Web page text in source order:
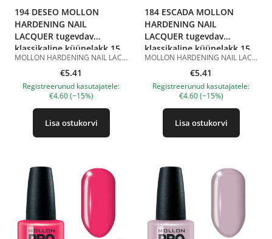
194 DESEO MOLLON
HARDENING NAIL
LACQUER tugevdav
klassikaline küünelakk 15
ml
MOLLON HARDENING NAIL LACQUER 194 DESEO 15 ml on tugevdav klassikaline küünelakk pehmes violetse-roosa toonis. Toon 194 Deseo on õrn lilla-roosa värv läikiva viimistlusega. See näeb välja naiselik, värske ja elegantne, rõhutab kaunilt küünte kuju ning sobib igapäevaseks maniküüriks, kevad-suviseks välimuseks, romantiliseks küünedisainiks ja korrektseks klassikaliseks maniküüriks. Hardening Nail Lacquer koostis sisaldab tugevdavat komponenti ja sobib klassikaliseks maniküüriks. Lakk kantakse peale ühtlaselt, kuivab õhu käes ja ei vaja UV/LED-lampi. Parema püsivuse saavutamiseks on soovitatav kasutada seda koos klassikalise küünelaki aluslaki ja pealislakiga. Eelised: tugevdav klassikaline küünelakk; õrn lilla-roosa toon; läikiv viimistlus; aitab tugevdada naturaalseid küüsi; kantakse peale ühtlaselt; kuivab õhu käes; ei vaja UV/LED-lampi; sobib koduseks ja professionaalseks maniküüriks. Kasutamine: Kandke aluslakk puhtale ja kuivale küüneplaadile. Seejärel kandke peale 1–2 kihti MOLLON HARDENING NAIL LACQUER 194 DESEO, lastes igal kihil õhu käes kuivada. Parema püsivuse saavutamiseks viimistlege maniküür klassikalise küünelaki pealislakiga. Maht: 15 ml. Tootepildid on illustratiivsed. Küsimuste korral ootame alati Sinu meili nanatallinn@gmail.com
€5.41
Registreerunud kasutajatele:
€4.60 (−15%)
Lisa ostukorvi
184 ESCADA MOLLON
HARDENING NAIL
LACQUER tugevdav
klassikaline küünelakk 15
ml
MOLLON HARDENING NAIL LACQUER 184 ESCADA 15 ml on tugevdav klassikaline küünelakk erksas korallpunases toonis. Toon 184 Escada on rikkalik korallpunane värv läikiva viimistlusega. See näeb välja värske, erk ja väljendusrikas, rõhutab kaunilt küünte kuju ning sobib suviseks maniküüriks, pidulikuks küünedisainiks, erksaks igapäevaseks välimuseks ja aktsentküünteks. Hardening Nail Lacquer koostis sisaldab tugevdavat komponenti ja sobib klassikaliseks maniküüriks. Lakk kantakse peale ühtlaselt, kuivab õhu käes ja ei vaja UV/LED-lampi. Parema püsivuse saavutamiseks on soovitatav kasutada seda koos klassikalise küünelaki aluslaki ja pealislakiga. Eelised: tugevdav klassikaline küünelakk; erk korallpunane toon; läikiv viimistlus; aitab tugevdada naturaalseid küüsi; kantakse peale ühtlaselt; kuivab õhu käes; ei vaja UV/LED-lampi; sobib koduseks ja professionaalseks maniküüriks. Kasutamine: Kandke aluslakk puhtale ja kuivale küüneplaadile. Seejärel kandke peale 1–2 kihti MOLLON HARDENING NAIL LACQUER 184 ESCADA, lastes igal kihil õhu käes kuivada. Parema püsivuse saavutamiseks viimistlege maniküür klassikalise küünelaki pealislakiga. Maht: 15 ml. Tootepildid on illustratiivsed. Küsimuste korral ootame alati Sinu meili nanatallinn@gmail.com
€5.41
Registreerunud kasutajatele:
€4.60 (−15%)
Lisa ostukorvi